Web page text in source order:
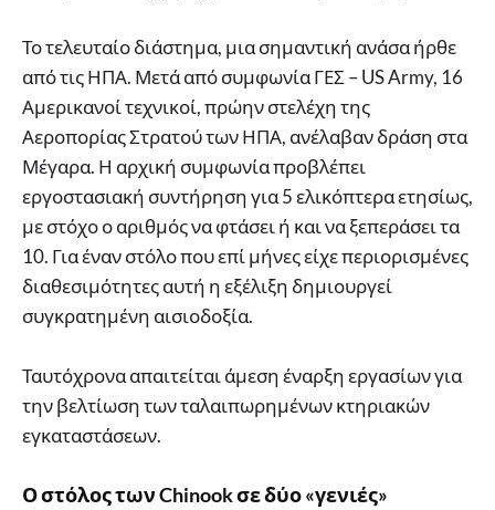
Το τελευταίο διάστημα, μια σημαντική ανάσα ήρθε
από τις ΗΠΑ. Μετά από συμφωνία ΓΕΣ – US Army, 16
Αμερικανοί τεχνικοί, πρώην στελέχη της
Αεροπορίας Στρατού των ΗΠΑ, ανέλαβαν δράση στα
Μέγαρα. Η αρχική συμφωνία προβλέπει
εργοστασιακή συντήρηση για 5 ελικόπτερα ετησίως,
με στόχο ο αριθμός να φτάσει ή και να ξεπεράσει τα
10. Για έναν στόλο που επί μήνες είχε περιορισμένες
διαθεσιμότητες αυτή η εξέλιξη δημιουργεί
συγκρατημένη αισιοδοξία.
Ταυτόχρονα απαιτείται άμεση έναρξη εργασίων για
την βελτίωση των ταλαιπωρημένων κτηριακών
εγκαταστάσεων.
Ο στόλος των Chinook σε δύο «γενιές»